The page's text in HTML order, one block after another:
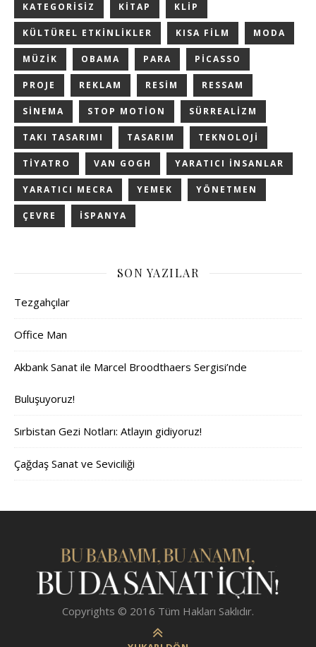
KATEGORISIZ KITAP KLIP
KÜLTÜREL ETKINLIKLER KISA FILM MODA
MÜZIK OBAMA PARA PICASSO
PROJE REKLAM RESIM RESSAM
SINEMA STOP MOTION SÜRREALIZM
TAKI TASARIMI TASARIM TEKNOLOJI
TIYATRO VAN GOGH YARATICI INSANLAR
YARATICI MECRA YEMEK YÖNETMEN
ÇEVRE İSPANYA
SON YAZILAR
Tezgahçılar
Office Man
Akbank Sanat ile Marcel Broodthaers Sergisi’nde
Buluşuyoruz!
Sırbistan Gezi Notları: Atlayın gidiyoruz!
Çağdaş Sanat ve Seviciliği
Copyrights © 2016 Tüm Hakları Saklıdır.